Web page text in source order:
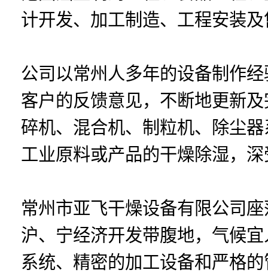
计开发、加工制造、工程安装
公司以常州人多年的设备制作
客户的反馈意见，不断地更新
碎机、混合机、制粒机、除尘
工业原料或产品的干燥除湿，
常州市亚飞干燥设备有限公司
沪、宁经济开发带腹地，气候
系统、精密的加工设备和严格